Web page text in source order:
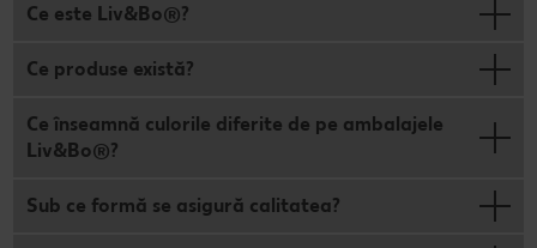
Ce este Liv&Bo®?
Ce produse există?
Ce înseamnă culorile diferite de pe ambalajele
Liv&Bo®?
Sub ce formă se asigură calitatea?